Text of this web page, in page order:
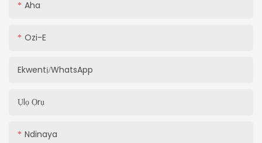
Aha
Ozi-E
Ekwentị/WhatsApp
Ụlọ Ọrụ
Ndinaya